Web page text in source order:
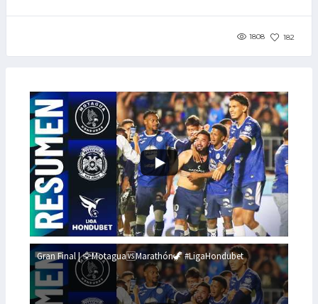
1808 182
Gran Final | 🦅Motagua🆚Marathón🦖 #LigaHondubet